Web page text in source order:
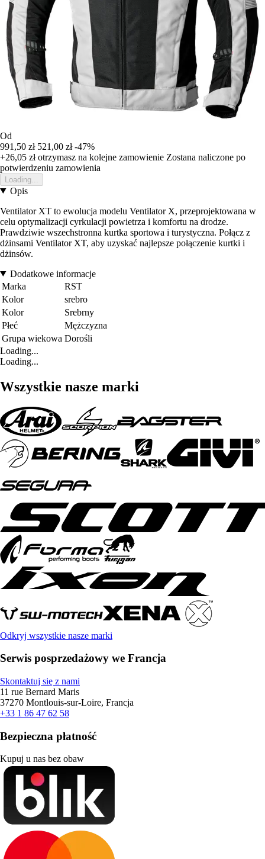
Od
991,50 zł 521,00 zł -47%
+26,05 złotrzymasz na kolejne zamowienie Zostana naliczone po
potwierdzeniu zamowienia
Loading...
Opis
Ventilator XT to ewolucja modelu Ventilator X, przeprojektowana w
celu optymalizacji cyrkulacji powietrza i komfortu na drodze.
Prawdziwie wszechstronna kurtka sportowa i turystyczna. Połącz z
dżinsami Ventilator XT, aby uzyskać najlepsze połączenie kurtki i
dżinsów.
Dodatkowe informacje
Marka
RST
Kolor
srebro
Kolor
Srebrny
Płeć
Mężczyzna
Grupa wiekowa Dorośli
Loading...
Loading...
Wszystkie nasze marki
Odkryj wszystkie nasze marki
Serwis posprzedażowy we Francja
Skontaktuj się z nami
11 rue Bernard Maris
37270 Montlouis-sur-Loire, Francja
+33 1 86 47 62 58
Bezpieczna płatność
Kupuj u nas bez obaw